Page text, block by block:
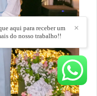
✕
aqui para receber um
do nosso trabalho!!